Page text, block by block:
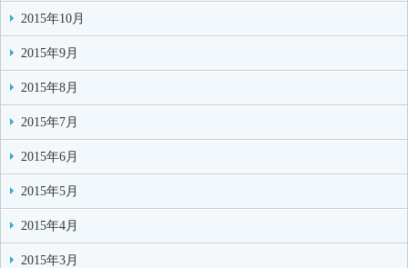
2015年10月
2015年9月
2015年8月
2015年7月
2015年6月
2015年5月
2015年4月
2015年3月